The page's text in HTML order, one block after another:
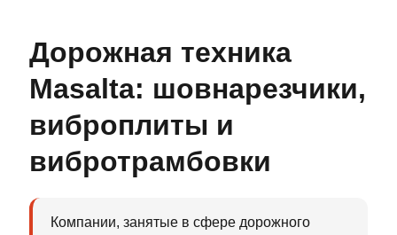
Дорожная техника
Masalta: шовнарезчики,
виброплиты и
вибротрамбовки
Компании, занятые в сфере дорожного